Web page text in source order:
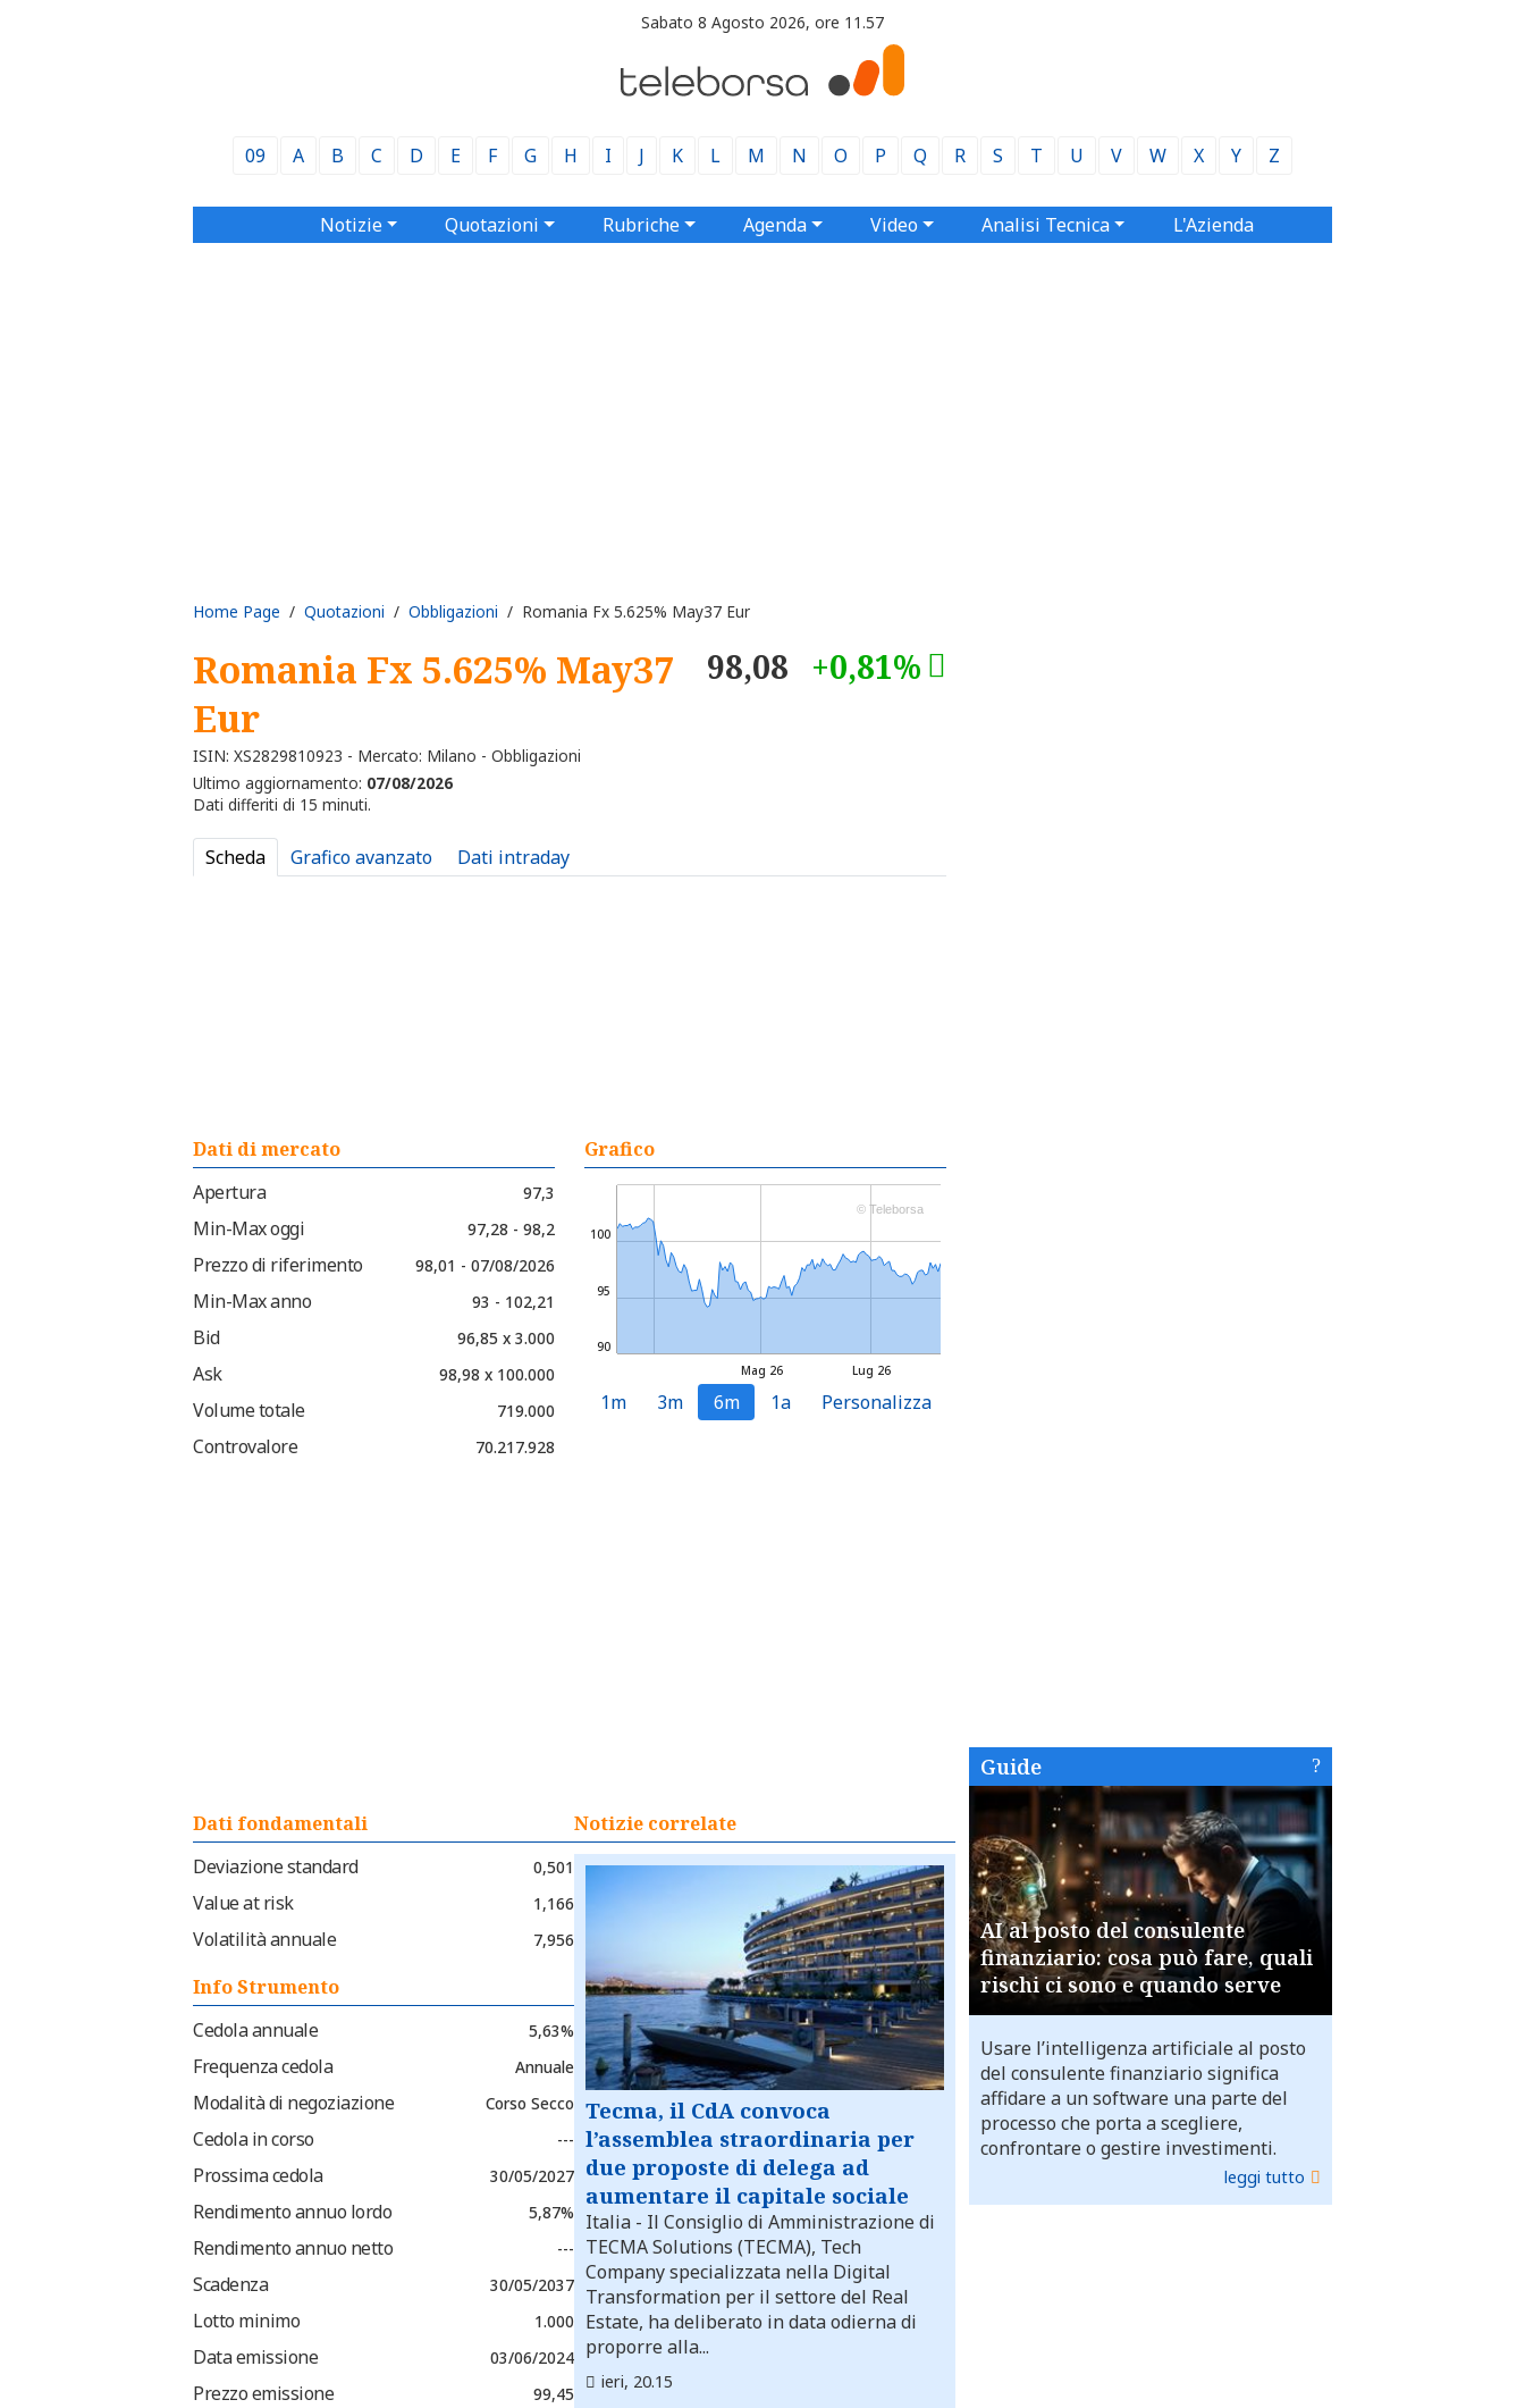
Sabato 8 Agosto 2026, ore 11.57
09 A B C D E F G H I J K L M N O P Q R S T U V W X Y Z
Notizie Quotazioni Rubriche Agenda Video Analisi Tecnica L'Azienda
Home Page / Quotazioni / Obbligazioni / Romania Fx 5.625% May37 Eur
Romania Fx 5.625% May37
Eur
ISIN: XS2829810923 - Mercato: Milano - Obbligazioni
98,08 +0,81%
Ultimo aggiornamento: 07/08/2026
Dati differiti di 15 minuti.
Scheda Grafico avanzato Dati intraday
Dati di mercato
Apertura
97,3
Min-Max oggi 97,28 - 98,2
Prezzo di riferimento 98,01 - 07/08/2026
Min-Max anno 93 - 102,21
Bid 96,85 x 3.000
Ask 98,98 x 100.000
Volume totale 719.000
Controvalore 70.217.928
Grafico
Lug 26
Mag 26
90
95
100
© Teleborsa
1m 3m 6m 1a Personalizza
Dati fondamentali
Deviazione standard
0,501
Value at risk 1,166
Volatilità annuale 7,956
Info Strumento
Cedola annuale
5,63%
Frequenza cedola Annuale
Modalità di negoziazione Corso Secco
Cedola in corso ---
Prossima cedola 30/05/2027
Rendimento annuo lordo 5,87%
Rendimento annuo netto ---
Scadenza 30/05/2037
Lotto minimo 1.000
Data emissione 03/06/2024
Prezzo emissione 99,45
Notizie correlate
Tecma, il CdA convoca
l’assemblea straordinaria per
due proposte di delega ad
aumentare il capitale sociale
Italia - Il Consiglio di Amministrazione di
TECMA Solutions (TECMA), Tech
Company specializzata nella Digital
Transformation per il settore del Real
Estate, ha deliberato in data odierna di
proporre alla...
ieri, 20.15
Guide
AI al posto del consulente
finanziario: cosa può fare, quali
rischi ci sono e quando serve
Usare l’intelligenza artificiale al posto
del consulente finanziario significa
affidare a un software una parte del
processo che porta a scegliere,
confrontare o gestire investimenti.
leggi tutto